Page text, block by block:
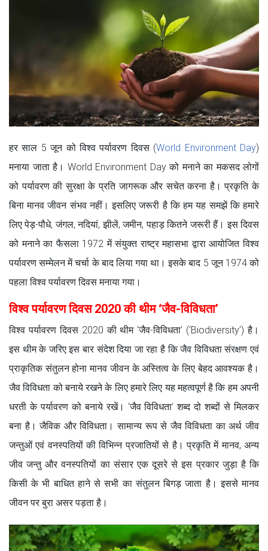
हर साल 5 जून को विश्व पर्यावरण दिवस (World Environment Day)
मनाया जाता है। World Environment Day को मनाने का मकसद लोगों
को पर्यावरण की सुरक्षा के प्रति जागरूक और सचेत करना है। प्रकृति के
बिना मानव जीवन संभव नहीं। इसलिए जरूरी है कि हम यह समझें कि हमारे
लिए पेड़-पौधे, जंगल, नदियां, झीलें, जमीन, पहाड़ कितने जरूरी हैं। इस दिवस
को मनाने का फैसला 1972 में संयुक्त राष्ट्र महासभा द्वारा आयोजित विश्व
पर्यावरण सम्मेलन में चर्चा के बाद लिया गया था। इसके बाद 5 जून 1974 को
पहला विश्व पर्यावरण दिवस मनाया गया।
विश्व पर्यावरण दिवस 2020 की थीम ‘जैव-विविधता’
विश्व पर्यावरण दिवस 2020 की थीम ‘जैव-विविधता’ (‘Biodiversity’) है।
इस थीम के जरिए इस बार संदेश दिया जा रहा है कि जैव विविधता संरक्षण एवं
प्राकृतिक संतुलन होना मानव जीवन के अस्तित्व के लिए बेहद आवश्यक है।
जैव विविधता को बनाये रखने के लिए हमारे लिए यह महत्वपूर्ण है कि हम अपनी
धरती के पर्यावरण को बनाये रखें। ‘जैव विविधता’ शब्द दो शब्दों से मिलकर
बना है। जैविक और विविधता। सामान्य रूप से जैव विविधता का अर्थ जीव
जन्तुओं एवं वनस्पतियों की विभिन्न प्रजातियों से है। प्रकृति में मानव, अन्य
जीव जन्तु और वनस्पतियों का संसार एक दूसरे से इस प्रकार जुड़ा है कि
किसी के भी बाधित हाने से सभी का संतुलन बिगड़ जाता है। इससे मानव
जीवन पर बुरा असर पड़ता है।